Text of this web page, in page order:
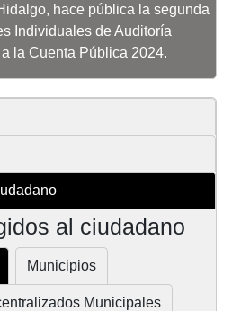
hace pública la segunda
Individuales de Auditoría
la Cuenta Pública 2024.
al ciudadano
Municipios
Municipales